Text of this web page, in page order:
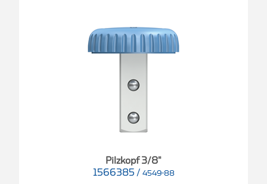
Pilzkopf 3/8"
1566385 / 4549-88